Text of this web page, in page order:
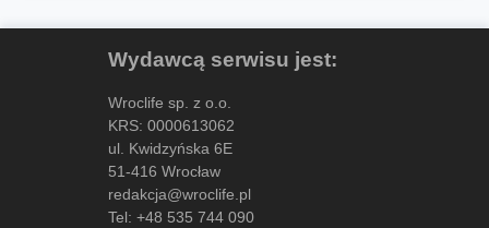
Wydawcą serwisu jest:
Wroclife sp. z o.o.
KRS: 0000613062
ul. Kwidzyńska 6E
51-416 Wrocław
redakcja@wroclife.pl
Tel: +48 535 744 090